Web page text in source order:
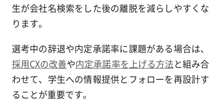
生が会社名検索をした後の離脱を減らしやすくな
ります。
選考中の辞退や内定承諾率に課題がある場合は、
採用CXの改善や内定承諾率を上げる方法と組み合
わせて、学生への情報提供とフォローを再設計す
ることが重要です。